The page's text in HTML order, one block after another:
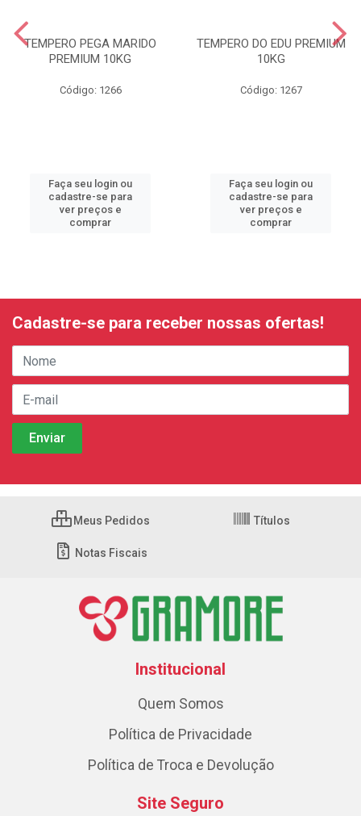
TEMPERO PEGA MARIDO
PREMIUM 10KG
Código: 1266
Faça seu login ou
cadastre-se para
ver preços e
comprar
TEMPERO DO EDU PREMIUM
10KG
Código: 1267
Faça seu login ou
cadastre-se para
ver preços e
comprar
Cadastre-se para receber nossas ofertas!
Meus Pedidos Títulos
Notas Fiscais
Institucional
Quem Somos
Política de Privacidade
Política de Troca e Devolução
Site Seguro